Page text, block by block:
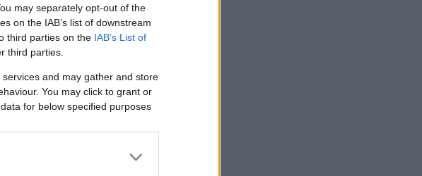
may separately opt-out of the
on the IAB’s list of downstream
third parties on the IAB’s List of
third parties.
and may gather and store
You may click to grant or
for below specified purposes